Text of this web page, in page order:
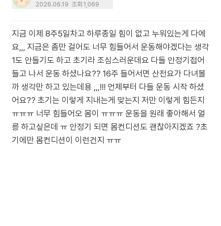
2026.06.19 조회 1,069
지금 이제 8주5일차고 하루종일 힘이 없고 누워있는게 다에
요,,, 지금은 좀만 걸어도 너무 힘들어서 운동해야겠다는 생각
1도 안들기도 하고 초기라 조심스러운데요 다들 안정기접어
들고 나서 운동 하셨나요?? 16주 들어서면 산전요가 다녀볼
까 생각만 하고 있는데용 ,,,!!! 언제부터 다들 운동 시작 하셨
어요?? 초기는 이렇게 지내는게 맞는지 저만 이렇게 힘든지
ㅠㅠㅠ 너무 힘들어오 몸이 ㅠㅠㅠ 운동을 원래 좋아해서 얼
릉 하고싶은데 ㅠ 안정기 되면 몸컨디션도 괜찮아지겠죠 ?초
기에만 몸컨디션이 이런건지 ㅠㅠ